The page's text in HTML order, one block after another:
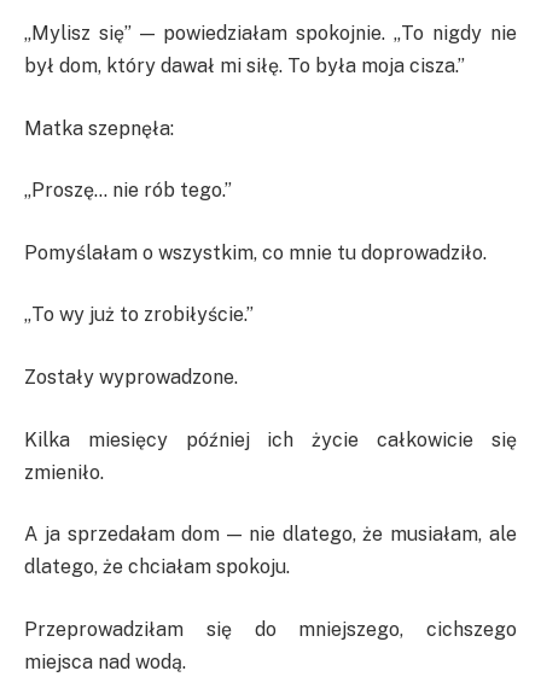
„Mylisz się” — powiedziałam spokojnie. „To nigdy nie
był dom, który dawał mi siłę. To była moja cisza.”
Matka szepnęła:
„Proszę… nie rób tego.”
Pomyślałam o wszystkim, co mnie tu doprowadziło.
„To wy już to zrobiłyście.”
Zostały wyprowadzone.
Kilka miesięcy później ich życie całkowicie się
zmieniło.
A ja sprzedałam dom — nie dlatego, że musiałam, ale
dlatego, że chciałam spokoju.
Przeprowadziłam się do mniejszego, cichszego
miejsca nad wodą.